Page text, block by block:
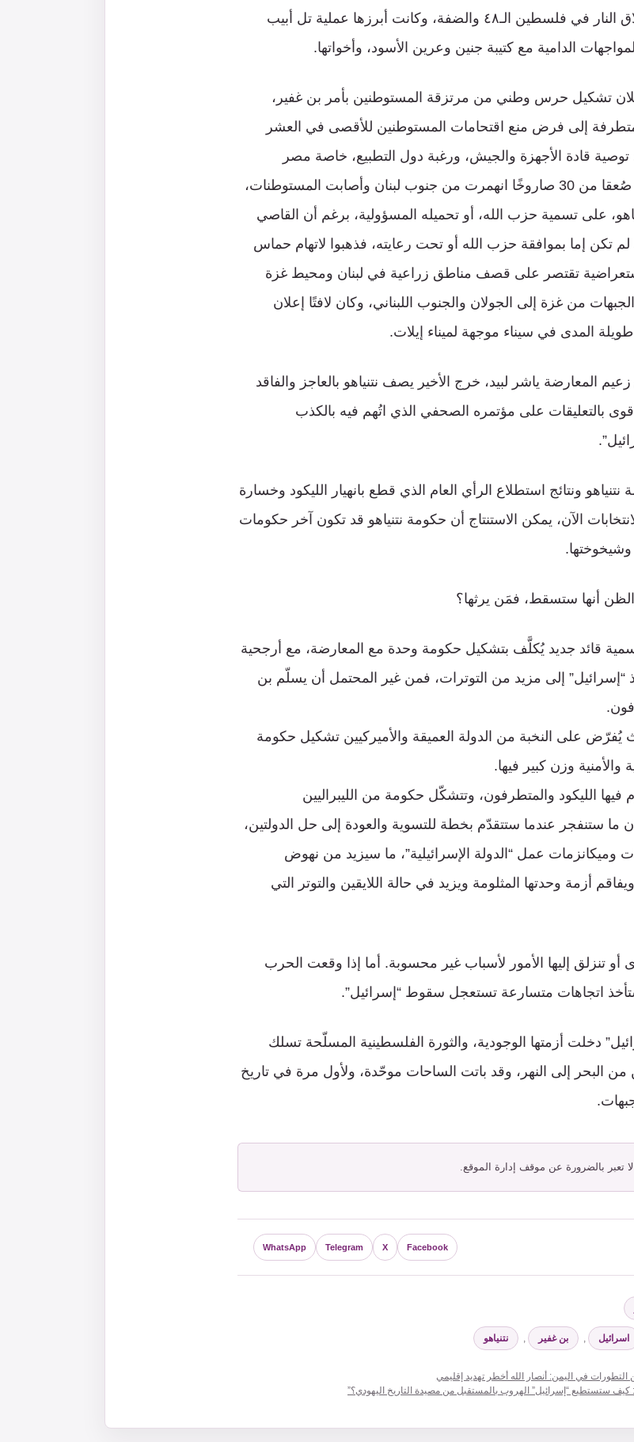
غزة وتصعيد عمليات الدهس وإطلاق النار في فلسطين الـ٤٨ والضفة، وكانت أبرزها عملية تل أبيب
الدامية مع كتيبة جنين وعرين الأسود، وأخواتها.
تشكيل حرس وطني من مرتزقة المستوطنين بأمر بن غفير،
إلى فرض منع اقتحامات المستوطنين للأقصى في العشر
قادة الأجهزة والجيش، ورغبة دول التطبيع، خاصة مصر
والأردن. وكان نتنياهو وحكومته قد صُعقا من 30 صاروخًا انهمرت من جنوب لبنان وأصابت المستوطنات،
على تسمية حزب الله، أو تحميله المسؤولية، برغم أن القاصي
لم تكن إما بموافقة حزب الله أو تحت رعايته، فذهبوا لاتهام حماس
تقتصر على قصف مناطق زراعية في لبنان ومحيط غزة
من غزة إلى الجولان والجنوب اللبناني، وكان لافتًا إعلان
المدى في سيناء موجهة لميناء إيلات.
المعارضة ياشر لبيد، خرج الأخير يصف نتنياهو بالعاجز والفاقد
بالتعليقات على مؤتمره الصحفي الذي اتُهم فيه بالكذب
ونتائج استطلاع الرأي العام الذي قطع بانهيار الليكود وخسارة
الآن، يمكن الاستنتاج أن حكومة نتنياهو قد تكون آخر حكومات
الظن أنها ستسقط، فمَن يرثها؟
وتسمية قائد جديد يُكلَّف بتشكيل حكومة وحدة مع المعارضة، مع أرجحية
إلى مزيد من التوترات، فمن غير المحتمل أن يسلّم بن
على النخبة من الدولة العميقة والأميركيين تشكيل حكومة
والأمنية وزن كبير فيها.
فيها الليكود والمتطرفون، وتتشكّل حكومة من الليبراليين
ما ستنفجر عندما ستتقدّم بخطة للتسوية والعودة إلى حل الدولتين،
وميكانزمات عمل “الدولة الإسرائيلية”، ما سيزيد من نهوض
أزمة وحدتها المثلومة ويزيد في حالة اللايقين والتوتر التي
تنزلق إليها الأمور لأسباب غير محسوبة. أما إذا وقعت الحرب
اتجاهات متسارعة تستعجل سقوط “إسرائيل”.
دخلت أزمتها الوجودية، والثورة الفلسطينية المسلّحة تسلك
البحر إلى النهر، وقد باتت الساحات موحّدة، ولأول مرة في تاريخ
لا تعبر بالضرورة عن موقف إدارة الموقع.
Facebook
X
Telegram
WhatsApp
اسرائيل , بن غفير , نتنياهو
التطورات في اليمن: أنصار الله أخطر تهديد إقليمي
ستستطيع “إسرائيل” الهروب بالمستقبل من مصيدة التاريخ اليهودي؟”